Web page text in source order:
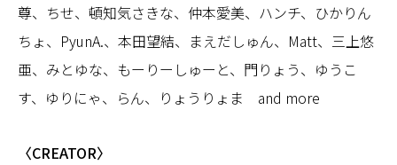
尊、ちせ、頓知気さきな、仲本愛美、ハンチ、ひかりん
ちょ、PyunA.、本田望結、まえだしゅん、Matt、三上悠
亜、みとゆな、もーりーしゅーと、門りょう、ゆうこ
す、ゆりにゃ、らん、りょうりょま and more
〈CREATOR〉